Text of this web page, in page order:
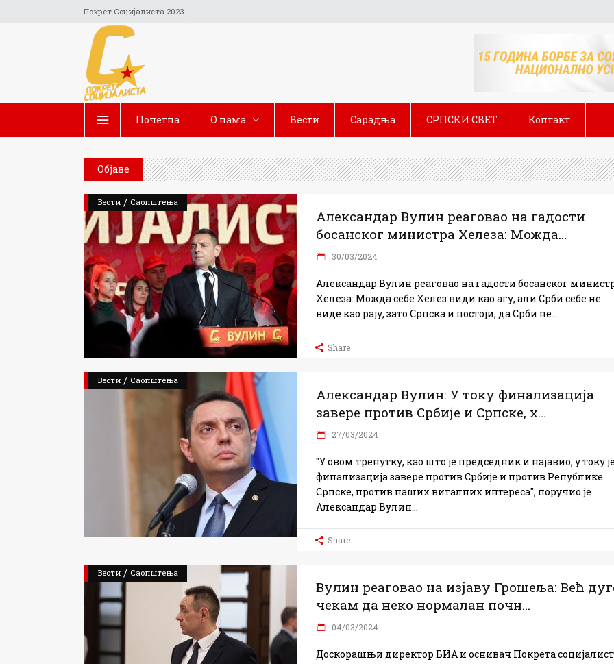
Покрет Социјалиста 2023
Почетна O нама Вести Сарадња СРПСКИ СВЕТ Контакт
Објаве
Вести / Саопштења
Александар Вулин реаговао на гадости
босанског министра Хелеза: Можда...
30/03/2024
Александар Вулин реаговао на гадости босанског
Хелеза: Можда себе Хелез види као агу, али Срби себе не
виде као рају, зато Српска и постоји, да Срби не
Share
Вести / Саопштења
Александар Вулин: У току финализација
завере против Србије и Српске, х...
27/03/2024
"У овом тренутку, као што је председник и најавио, у току
финализација завере против Србије и против Републике
Српске, против наших виталних интереса", поручио је
Александар Вулин
Share
Вести / Саопштења
Вулин реаговао на изјаву Грошеља: Већ
чекам да неко нормалан почн...
04/03/2024
Доскорашњи директор БИА и оснивач Покрета